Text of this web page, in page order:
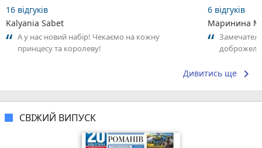
16 відгуків
Kalyania Sabet
А у нас новий набір! Чекаємо на кожну
принцесу та королеву!
6 відгуків
Маринина
Дивитись ще keyboard_arrow_right
СВІЖИЙ ВИПУСК